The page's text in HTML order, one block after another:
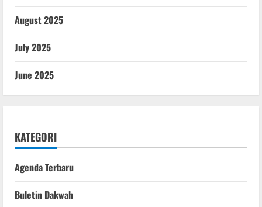
August 2025
July 2025
June 2025
KATEGORI
Agenda Terbaru
Buletin Dakwah